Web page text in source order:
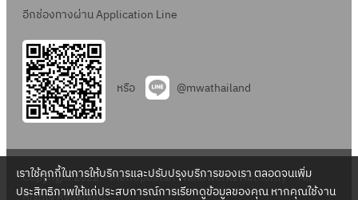
อีกช่องทางผ่าน Application Line
หรือ @mwathailand
Copyright 2022 – Metropolitan Waterworks Authority – All
เราใช้คุกกี้ในการให้บริการและปรับปรุงบริการของเรา ตลอดจนเพิ่ม
ประสิทธิภาพให้แก่ประสบการณ์การเรียกดูข้อมูลของคุณ หากคุณใช้งาน